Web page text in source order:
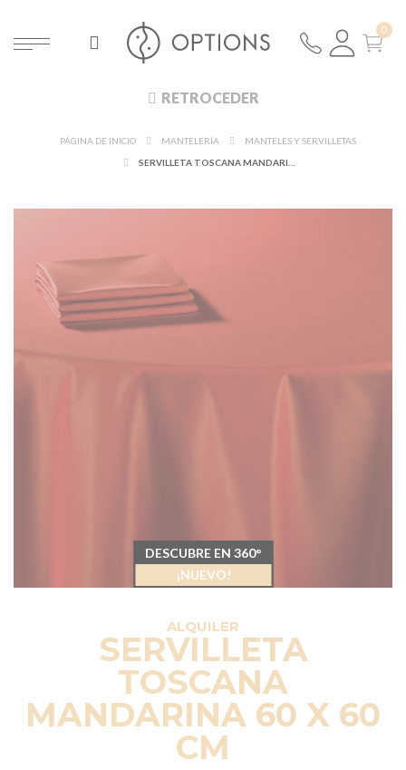
RETROCEDER
PÁGINA DE INICIO MANTELERÍA
MANTELES Y SERVILLETAS
ALQUILER
SERVILLETA
TOSCANA
MANDARINA 60 X 60
CM
DESCUBRE EN 360°
¡NUEVO!